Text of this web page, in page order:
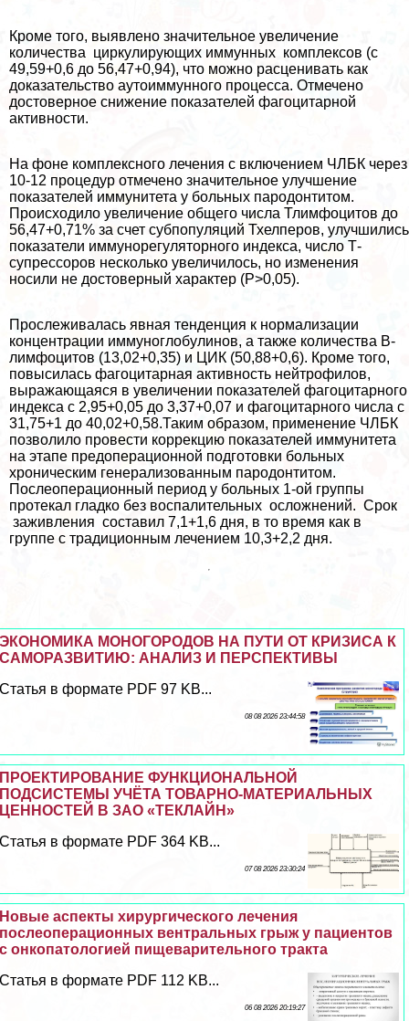
Кроме того, выявлено значительное увеличение
количества циркулирующих иммунных комплексов (с
49,59+0,6 до 56,47+0,94), что можно расценивать как
доказательство аутоиммунного процесса. Отмечено
достоверное снижение показателей фагоцитарной
активности.
На фоне комплексного лечения с включением ЧЛБК через
10-12 процедур отмечено значительное улучшение
показателей иммунитета у больных пародонтитом.
Происходило увеличение общего числа Тлимфоцитов до
56,47+0,71% за счет субпопуляций Тхелперов, улучшились
показатели иммунорегуляторного индекса, число Т-
супрессоров несколько увеличилось, но изменения
носили не достоверный хаpaктер (P>0,05).
Прослеживалась явная тенденция к нормализации
концентрации иммуноглобулинов, а также количества В-
лимфоцитов (13,02+0,35) и ЦИК (50,88+0,6). Кроме того,
повысилась фагоцитарная активность нейтрофилов,
выражающаяся в увеличении показателей фагоцитарного
индекса с 2,95+0,05 до 3,37+0,07 и фагоцитарного числа с
31,75+1 до 40,02+0,58.Таким образом, применение ЧЛБК
позволило провести коррекцию показателей иммунитета
на этапе предоперационной подготовки больных
хроническим генерализованным пародонтитом.
Послеоперационный период у больных 1-ой группы
протекал гладко без воспалительных осложнений. Срок
заживления составил 7,1+1,6 дня, в то время как в
группе с традиционным лечением 10,3+2,2 дня.
ЭКОНОМИКА МОНОГОРОДОВ НА ПУТИ ОТ КРИЗИСА К
САМОРАЗВИТИЮ: АНАЛИЗ И ПЕРСПЕКТИВЫ
Статья в формате PDF 97 KB...
08 08 2026 23:44:58
ПРОЕКТИРОВАНИЕ ФУНКЦИОНАЛЬНОЙ
ПОДСИСТЕМЫ УЧЁТА ТОВАРНО-МАТЕРИАЛЬНЫХ
ЦЕННОСТЕЙ В ЗАО «ТЕКЛАЙН»
Статья в формате PDF 364 KB...
07 08 2026 23:30:24
Новые аспекты хирургического лечения
послеоперационных вентральных грыж у пациентов
с онкопатологией пищеварительного тpaкта
Статья в формате PDF 112 KB...
06 08 2026 20:19:27